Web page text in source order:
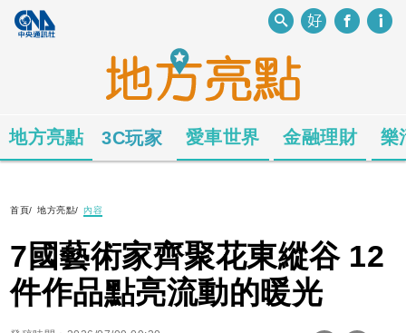
地方亮點 3C玩家 愛車世界 金融理財 樂
首頁/ 地方亮點/ 內容
7國藝術家齊聚花東縱谷 12
件作品點亮流動的暖光